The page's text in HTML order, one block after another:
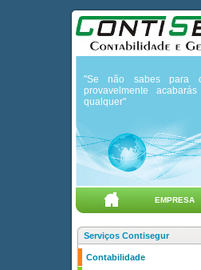
"Se não sabes para
provavelmente
qualquer"
EMPRESA
Serviços Contisegur
Contabilidade